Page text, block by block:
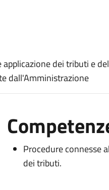
dei tributi e
dall'Amministrazione
Procedure connesse
dei tributi.